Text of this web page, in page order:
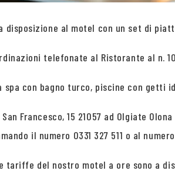
disposizione al motel con un set di
telefonate al Ristorante al n.
spa con bagno turco, piscine con getti
San Francesco, 15 21057 ad Olgiate
il numero 0331 327 511 o al
tariffe del nostro motel a ore sono a